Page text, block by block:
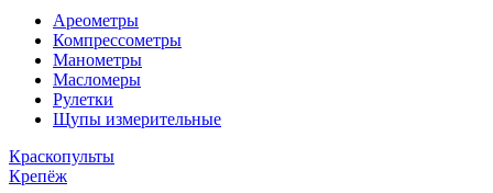
Ареометры
Компрессометры
Манометры
Масломеры
Рулетки
Щупы измерительные
Краскопульты
Крепёж